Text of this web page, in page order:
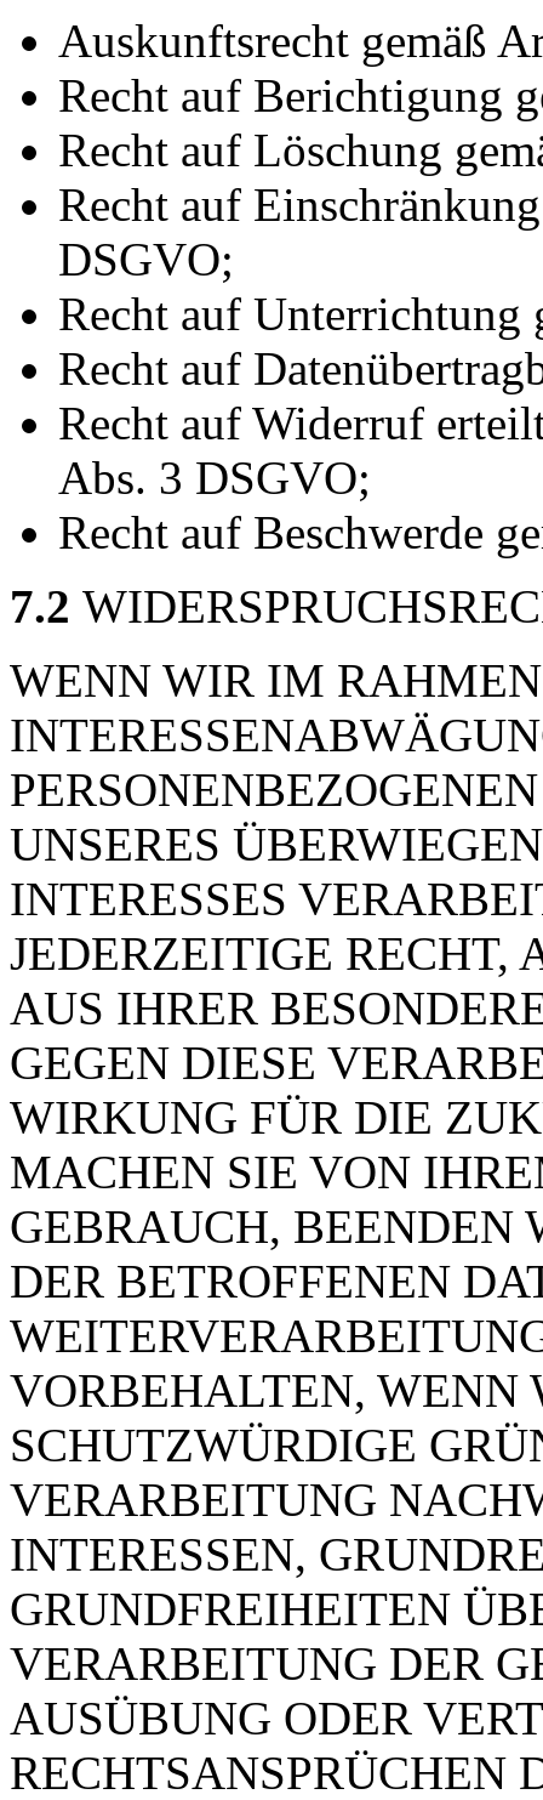
Auskunftsrecht gemäß
Recht auf Berichtigung
Recht auf Löschung
Recht auf
DSGVO;
Recht auf
Recht auf
Recht auf Widerruf
Abs. 3 DSGVO;
Recht auf Beschwerde
7.2
WENN WIR IM
UNSERES
INTERESSES
JEDERZEITIGE RECHT,
AUS IHRER
GEGEN DIESE
WIRKUNG FÜR DIE
MACHEN SIE VON
GEBRAUCH, BEENDEN
DER BETROFFENEN
VORBEHALTEN, WENN
SCHUTZWÜRDIGE
VERARBEITUNG
INTERESSEN,
GRUNDFREIHEITEN
VERARBEITUNG DER
AUSÜBUNG ODER
RECHTSANSPRÜCHEN